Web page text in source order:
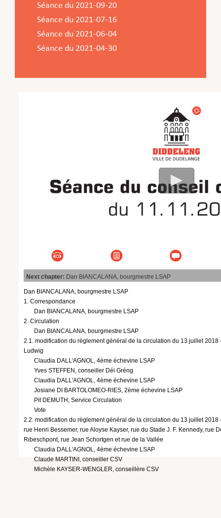
Séance du 2021-09-20
Séance du 2021-07-16
Séance du 2021-06-04
Séance du 2021-04-30